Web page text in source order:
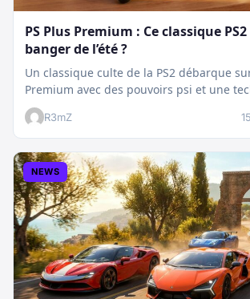
PS Plus Premium : Ce classique
banger de l’été ?
Un classique culte de la PS2 débarque
Premium avec des pouvoirs psi et une
boostée.…
R3mZ
NEWS